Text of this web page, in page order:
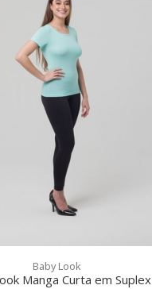
Baby Look
Manga Curta em Suplex